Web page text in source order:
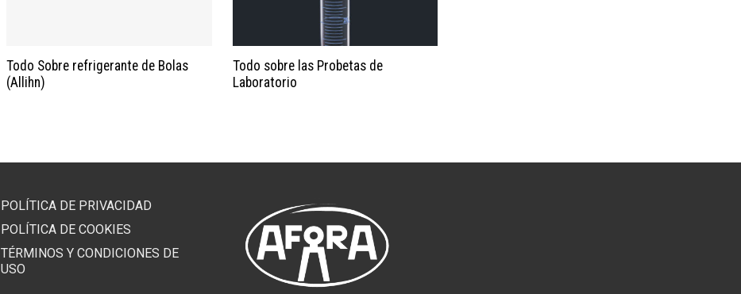
Todo Sobre refrigerante de Bolas
(Allihn)
Todo sobre las Probetas de
Laboratorio
POLÍTICA DE PRIVACIDAD
POLÍTICA DE COOKIES
TÉRMINOS Y CONDICIONES DE
USO